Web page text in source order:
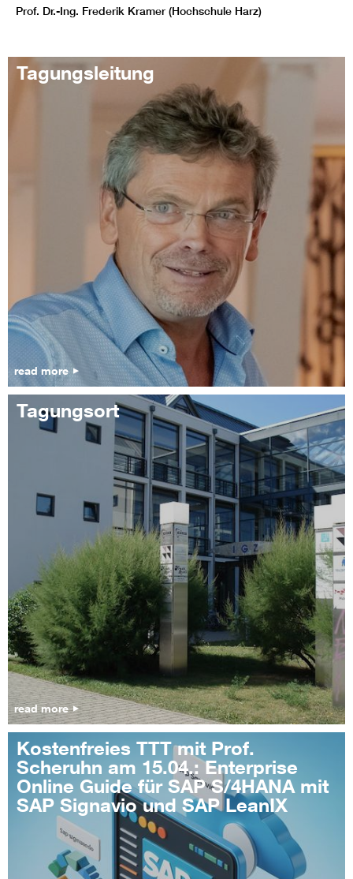
Prof. Dr.-Ing. Frederik Kramer (Hochschule Harz)
Tagungsleitung
read more
Tagungsort
read more
Kostenfreies TTT mit Prof.
Scheruhn am 15.04.: Enterprise
Online Guide für SAP S/4HANA mit
SAP Signavio und SAP LeanIX